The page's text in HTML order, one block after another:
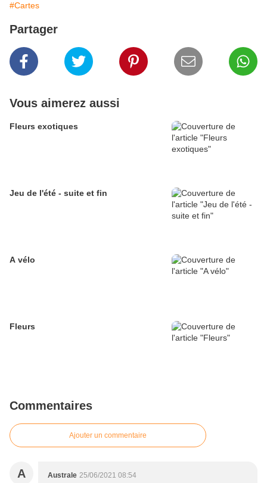
#Cartes
Partager
Vous aimerez aussi
Fleurs exotiques
Jeu de l'été - suite et fin
A vélo
Fleurs
Commentaires
Ajouter un commentaire
A Australe 25/06/2021 08:54